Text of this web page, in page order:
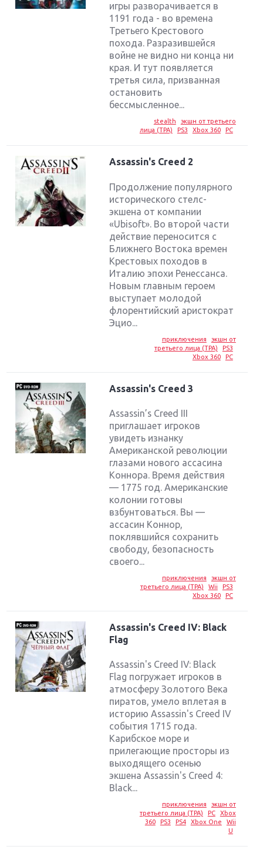
игры разворачивается в
1191 года - во времена
Третьего Крестового
похода. Разразившейся
войне не видно ни конца ни
края. И тут появляется
третья сила, призванная
остановить
бессмысленное...
stealth
экшн от третьего
лица (TPA)
PS3 Xbox 360 PC
Assassin's Creed 2
Продолжение популярного
исторического стелс-
экшена от компании
«Ubisoft». Во второй части
действие переносится с
Ближнего Востока времен
Крестовых походов в
Италию эпохи Ренессанса.
Новым главным героем
выступает молодой
флорентийский аристократ
Эцио...
приключения
экшн от
третьего лица (TPA)
PS3
Xbox 360
PC
Assassin's Creed 3
Assassin’s Creed III
приглашает игроков
увидеть изнанку
Американской революции
глазами нового ассасина
Коннора. Время действия
— 1775 год. Американские
колонии готовы
взбунтоваться. Вы —
ассасин Коннор,
поклявшийся сохранить
свободу, безопасность
своего...
приключения
экшн от
третьего лица (TPA)
Wii
PS3
Xbox 360
PC
Assassin's Creed IV: Black
Flag
Assassin's Creed IV: Black
Flag погружает игроков в
атмосферу Золотого Века
пиратов, умело вплетая в
историю Assassin's Creed IV
события 1715 года.
Карибское море и
прилегающие просторы из
выходящего осенью
экшена Assassin's Creed 4:
Black...
приключения
экшн от
третьего лица (TPA)
PC
Xbox
360
PS3 PS4 Xbox One
Wii
U